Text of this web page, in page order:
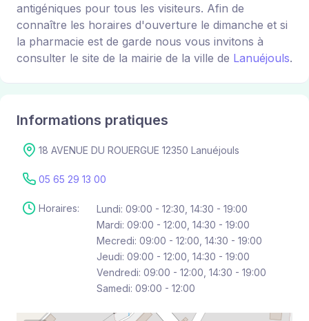
antigéniques pour tous les visiteurs. Afin de
connaître les horaires d'ouverture le dimanche et si
la pharmacie est de garde nous vous invitons à
consulter le site de la mairie de la ville de Lanuéjouls.
Informations pratiques
18 AVENUE DU ROUERGUE 12350 Lanuéjouls
05 65 29 13 00
Horaires:
Lundi: 09:00 - 12:30, 14:30 - 19:00
Mardi: 09:00 - 12:00, 14:30 - 19:00
Mecredi: 09:00 - 12:00, 14:30 - 19:00
Jeudi: 09:00 - 12:00, 14:30 - 19:00
Vendredi: 09:00 - 12:00, 14:30 - 19:00
Samedi: 09:00 - 12:00